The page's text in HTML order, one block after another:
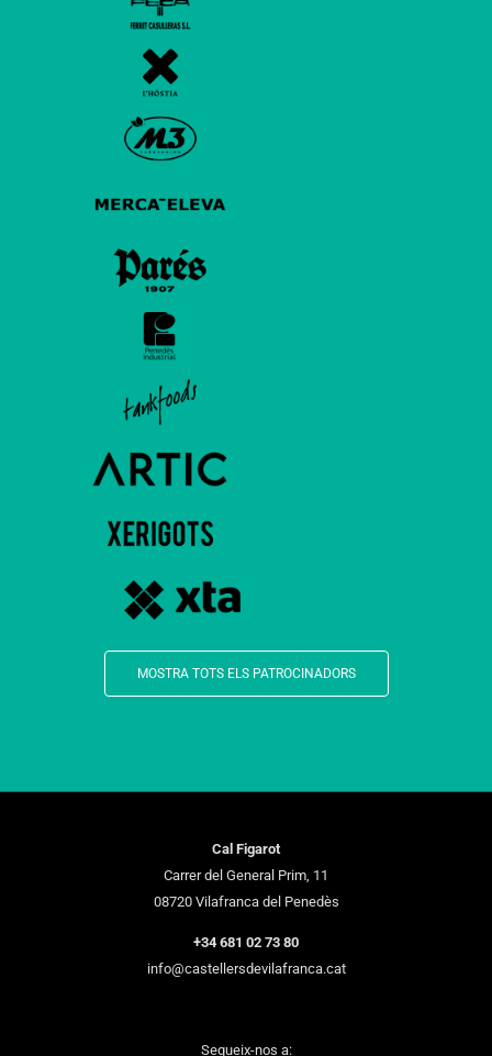
MOSTRA TOTS ELS PATROCINADORS
Cal Figarot
Carrer del General Prim, 11
08720 Vilafranca del Penedès
+34 681 02 73 80
info@castellersdevilafranca.cat
Segueix-nos a: